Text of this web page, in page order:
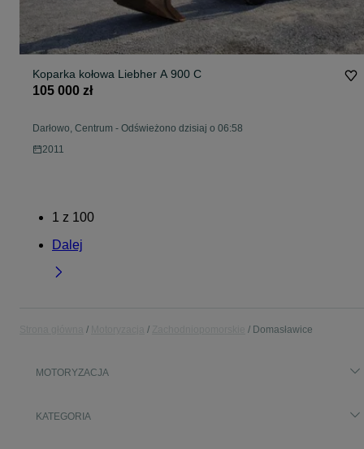
Koparka kołowa Liebher A 900 C
105 000 zł
Darłowo, Centrum - Odświeżono dzisiaj o 06:58
2011
1 z 100
Dalej
Domasławice
MOTORYZACJA
KATEGORIA